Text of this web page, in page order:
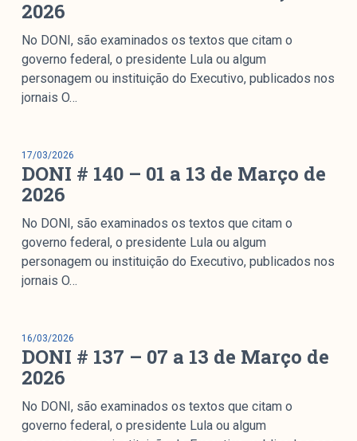
2026
No DONI, são examinados os textos que citam o
governo federal, o presidente Lula ou algum
personagem ou instituição do Executivo, publicados nos
jornais O…
17/03/2026
DONI # 140 – 01 a 13 de Março de
2026
No DONI, são examinados os textos que citam o
governo federal, o presidente Lula ou algum
personagem ou instituição do Executivo, publicados nos
jornais O…
16/03/2026
DONI # 137 – 07 a 13 de Março de
2026
No DONI, são examinados os textos que citam o
governo federal, o presidente Lula ou algum